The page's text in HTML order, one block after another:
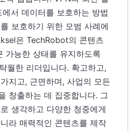
서 데이터를 보호하는 방법
보호하기 위한 모범 사례에
은 TechRobot의 콘텐츠
가능한 상태를 유지하도록
월한 리더입니다. 확고하고,
지고, 근면하며, 사업의 모든
창출하는 데 집중합니다. 그
생각하고 다양한 청중에게
라 매력적인 콘텐츠를 제작